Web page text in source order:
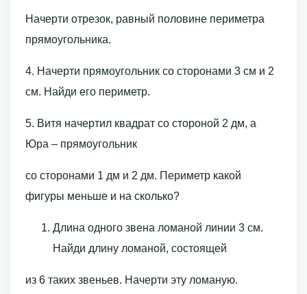
Начерти отрезок, равный половине периметра
прямоугольника.
4. Начерти прямоугольник со сторонами 3 см и 2
см. Найди его периметр.
5. Витя начертил квадрат со стороной 2 дм, а
Юра – прямоугольник
со сторонами 1 дм и 2 дм. Периметр какой
фигуры меньше и на сколько?
Длина одного звена ломаной линии 3 см.
Найди длину ломаной, состоящей
из 6 таких звеньев. Начерти эту ломаную.